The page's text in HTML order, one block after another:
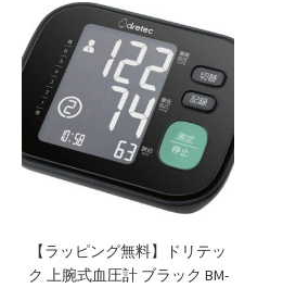
Affiliate Dashboard
Cart Checkout Confirmation
Elementor #5106
Shipment Tracking
【ラッピング無料】ドリテッ
ク 上腕式血圧計 ブラック BM-